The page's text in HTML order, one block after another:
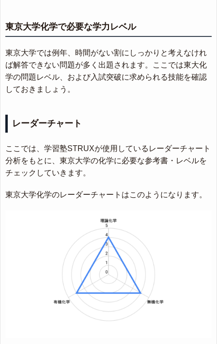
東京大学化学で必要な学力レベル
東京大学では例年、時間がない割にしっかりと考えなけれ
ば解答できない問題が多く出題されます。ここでは東大化
学の問題レベル、および入試突破に求められる技能を確認
しておきましょう。
レーダーチャート
ここでは、学習塾STRUXが使用しているレーダーチャート
分析をもとに、東京大学の化学に必要な参考書・レベルを
チェックしていきます。
東京大学化学のレーダーチャートはこのようになります。